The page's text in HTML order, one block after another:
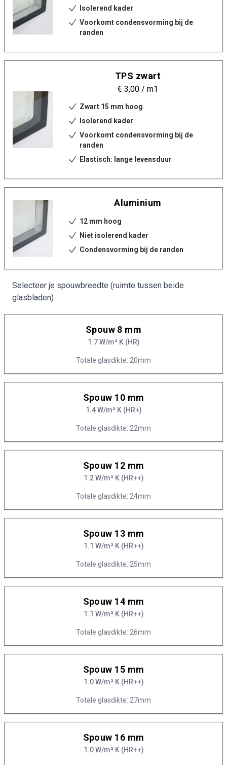
Isolerend kader
Voorkomt condensvorming bij de
randen
TPS zwart
€ 3,00 / m1
Zwart 15 mm hoog
Isolerend kader
Voorkomt condensvorming bij de
randen
Elastisch: lange levensduur
Aluminium
12 mm hoog
Niet isolerend kader
Condensvorming bij de randen
Selecteer je spouwbreedte (ruimte tussen beide
glasbladen)
Spouw 8 mm
1.7 W/m² K (HR)
Totale glasdikte: 20mm
Spouw 10 mm
1.4 W/m² K (HR+)
Totale glasdikte: 22mm
Spouw 12 mm
1.2 W/m² K (HR++)
Totale glasdikte: 24mm
Spouw 13 mm
1.1 W/m² K (HR++)
Totale glasdikte: 25mm
Spouw 14 mm
1.1 W/m² K (HR++)
Totale glasdikte: 26mm
Spouw 15 mm
1.0 W/m² K (HR++)
Totale glasdikte: 27mm
Spouw 16 mm
1.0 W/m² K (HR++)